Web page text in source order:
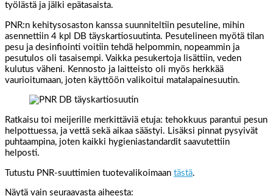
työlästä ja jälki epätasaista.
PNR:n kehitysosaston kanssa suunniteltiin pesuteline, mihin
asennettiin 4 kpl DB täyskartiosuutinta. Pesutelineen myötä tilan
pesu ja desinfiointi voitiin tehdä helpommin, nopeammin ja
pesutulos oli tasaisempi. Vaikka pesukertoja lisättiin, veden
kulutus väheni. Kennosto ja laitteisto oli myös herkkää
vaurioitumaan, joten käyttöön valikoitui matalapainesuutin.
Ratkaisu toi meijerille merkittäviä etuja: tehokkuus parantui pesun
helpottuessa, ja vettä sekä aikaa säästyi. Lisäksi pinnat pysyivät
puhtaampina, joten kaikki hygieniastandardit saavutettiin
helposti.
Tutustu PNR-suuttimien tuotevalikoimaan tästä.
Näytä vain seuraavasta aiheesta: